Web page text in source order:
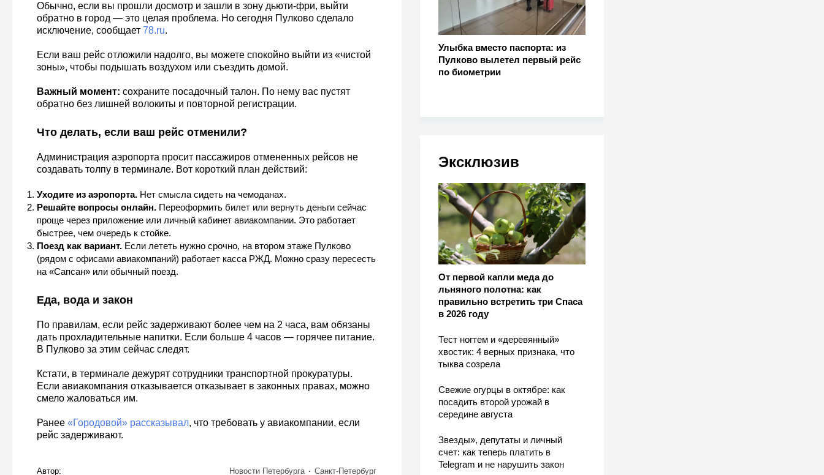
Улыбка вместо паспорта: из
Пулково вылетел первый рейс
по биометрии
Эксклюзив
От первой капли меда до
льняного полотна: как
правильно встретить три Спаса
в 2026 году
Тест ногтем и «деревянный»
хвостик: 4 верных признака, что
тыква созрела
Свежие огурцы в октябре: как
посадить второй урожай в
середине августа
Звезды», депутаты и личный
счет: как теперь платить в
Telegram и не нарушить закон
Обычно, если вы прошли досмотр и зашли в зону дьюти-фри, выйти
обратно в город — это целая проблема. Но сегодня Пулково сделало
исключение, сообщает 78.ru.
Если ваш рейс отложили надолго, вы можете спокойно выйти из «чистой
зоны», чтобы подышать воздухом или съездить домой.
Важный момент: сохраните посадочный талон. По нему вас пустят
обратно без лишней волокиты и повторной регистрации.
Что делать, если ваш рейс отменили?
Администрация аэропорта просит пассажиров отмененных рейсов не
создавать толпу в терминале. Вот короткий план действий:
Уходите из аэропорта.Нет смысла сидеть на чемоданах.
Решайте вопросы онлайн.Переоформить билет или вернуть деньги сейчас
проще через приложение или личный кабинет авиакомпании. Это работает
быстрее, чем очередь к стойке.
Поезд как вариант.Если лететь нужно срочно, на втором этаже Пулково
(рядом с офисами авиакомпаний) работает касса РЖД. Можно сразу пересесть
на «Сапсан» или обычный поезд.
Еда, вода и закон
По правилам, если рейс задерживают более чем на 2 часа, вам обязаны
дать прохладительные напитки. Если больше 4 часов — горячее питание.
В Пулково за этим сейчас следят.
Кстати, в терминале дежурят сотрудники транспортной прокуратуры.
Если авиакомпания отказывается отказывает в законных правах, можно
смело жаловаться им.
Ранее «Городовой» рассказывал, что требовать у авиакомпании, если
рейс задерживают.
Автор:
Новости Петербурга
Санкт-Петербург